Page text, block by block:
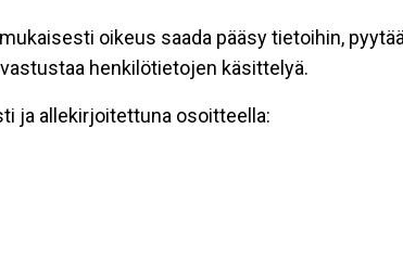
oikeus saada pääsy tietoihin,
henkilötietojen käsittelyä.
ja allekirjoitettuna osoitteella: